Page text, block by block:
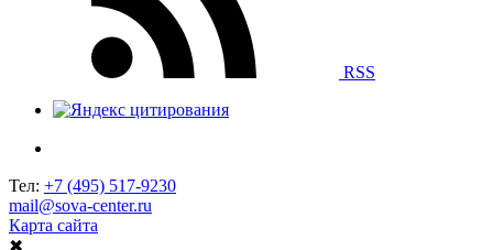
RSS
Тел: +7 (495) 517-9230
mail@sova-center.ru
Карта сайта